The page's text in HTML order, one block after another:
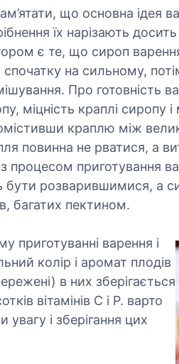
що основна ідея
їх нарізають
є те, що сироп
на сильному,
Про готовність
міцність краплі сиропу
краплю між
повинна не рватися, а
приготування
бути розварившимися, а
багатих пектином.
приготуванні варення і
колір і аромат плодів
в них зберігається
вітамінів C і P. варто
увагу і зберігання цих